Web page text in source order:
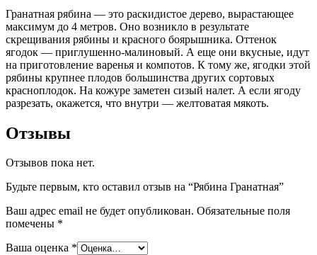
Гранатная рябина — это раскидистое дерево, вырастающее
максимум до 4 метров. Оно возникло в результате
скрещивания рябины и красного боярышника. Оттенок
ягодок — приглушенно-малиновый. А еще они вкусные, идут
на приготовление варенья и компотов. К тому же, ягодки этой
рябины крупнее плодов большинства других сортовых
красноплодок. На кожуре заметен сизый налет. А если ягоду
разрезать, окажется, что внутри — желтоватая мякоть.
Отзывы
Отзывов пока нет.
Будьте первым, кто оставил отзыв на “Рябина Гранатная”
Ваш адрес email не будет опубликован. Обязательные поля
помечены *
Ваша оценка *